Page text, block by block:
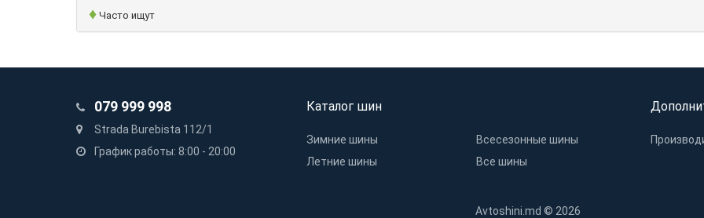
♦ Часто ищут
079 999 998
Strada Burebista 112/1
График работы: 8:00 - 20:00
Каталог шин
Зимние шины
Летние шины
Всесезонные шины
Все шины
Avtoshini.md © 2026